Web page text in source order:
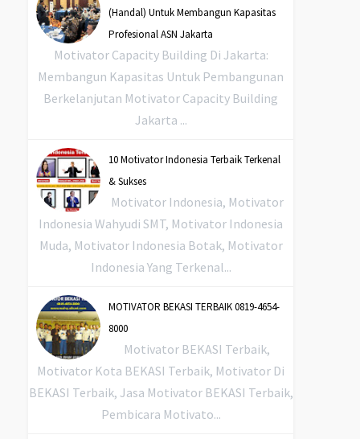
(Handal) Untuk Membangun Kapasitas
Profesional ASN Jakarta
Motivator Capacity Building Di Jakarta:
Membangun Kapasitas Untuk Pembangunan
Berkelanjutan Motivator Capacity Building
Jakarta ...
10 Motivator Indonesia Terbaik Terkenal
& Sukses
Motivator Indonesia, Motivator
Indonesia Wahyudi SMT, Motivator Indonesia
Muda, Motivator Indonesia Botak, Motivator
Indonesia Yang Terkenal...
MOTIVATOR BEKASI TERBAIK 0819-4654-
8000
Motivator BEKASI Terbaik,
Motivator Kota BEKASI Terbaik, Motivator Di
BEKASI Terbaik, Jasa Motivator BEKASI Terbaik,
Pembicara Motivato...